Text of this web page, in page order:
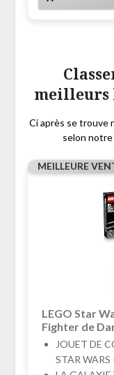
meilleurs
Ci après se trouve
selon
MEILLEURE
LEGO Star
Fighter de
JOUET DE
STAR